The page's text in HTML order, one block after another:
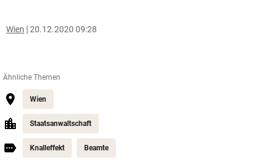
Wien 20.12.2020 09:28
Ähnliche Themen
Wien
Staatsanwaltschaft
Knalleffekt Beamte